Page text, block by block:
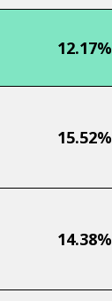
12.17%
15.52%
14.38%